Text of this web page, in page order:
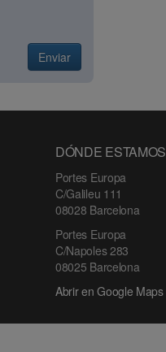
Enviar
DÓNDE ESTAMOS
Portes Europa
C/Galileu 111
08028 Barcelona
Portes Europa
C/Napoles 283
08025 Barcelona
Abrir en Google Maps